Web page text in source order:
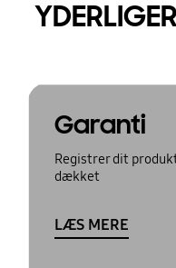
Garanti
Registrer dit
dækket
LÆS MERE